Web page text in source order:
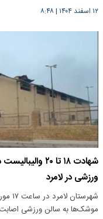
۱۲ اسفند ۱۴۰۴ |۸:۴۸
شهادت ۱۸ تا
ورزشی در لامرد
موشک‌ها به سالن ورزشی